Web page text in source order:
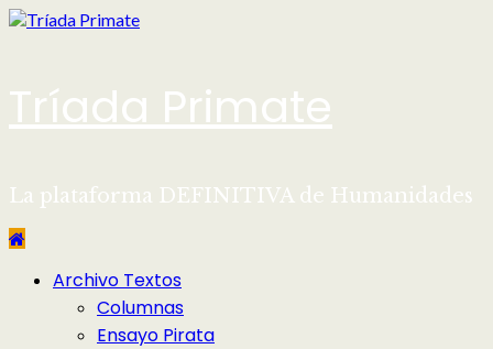
Saltar
Tríada Primate
La plataforma DEFINITIVA de Humanidades
Menú Archivo Textos
Columnas
Ensayo Pirata